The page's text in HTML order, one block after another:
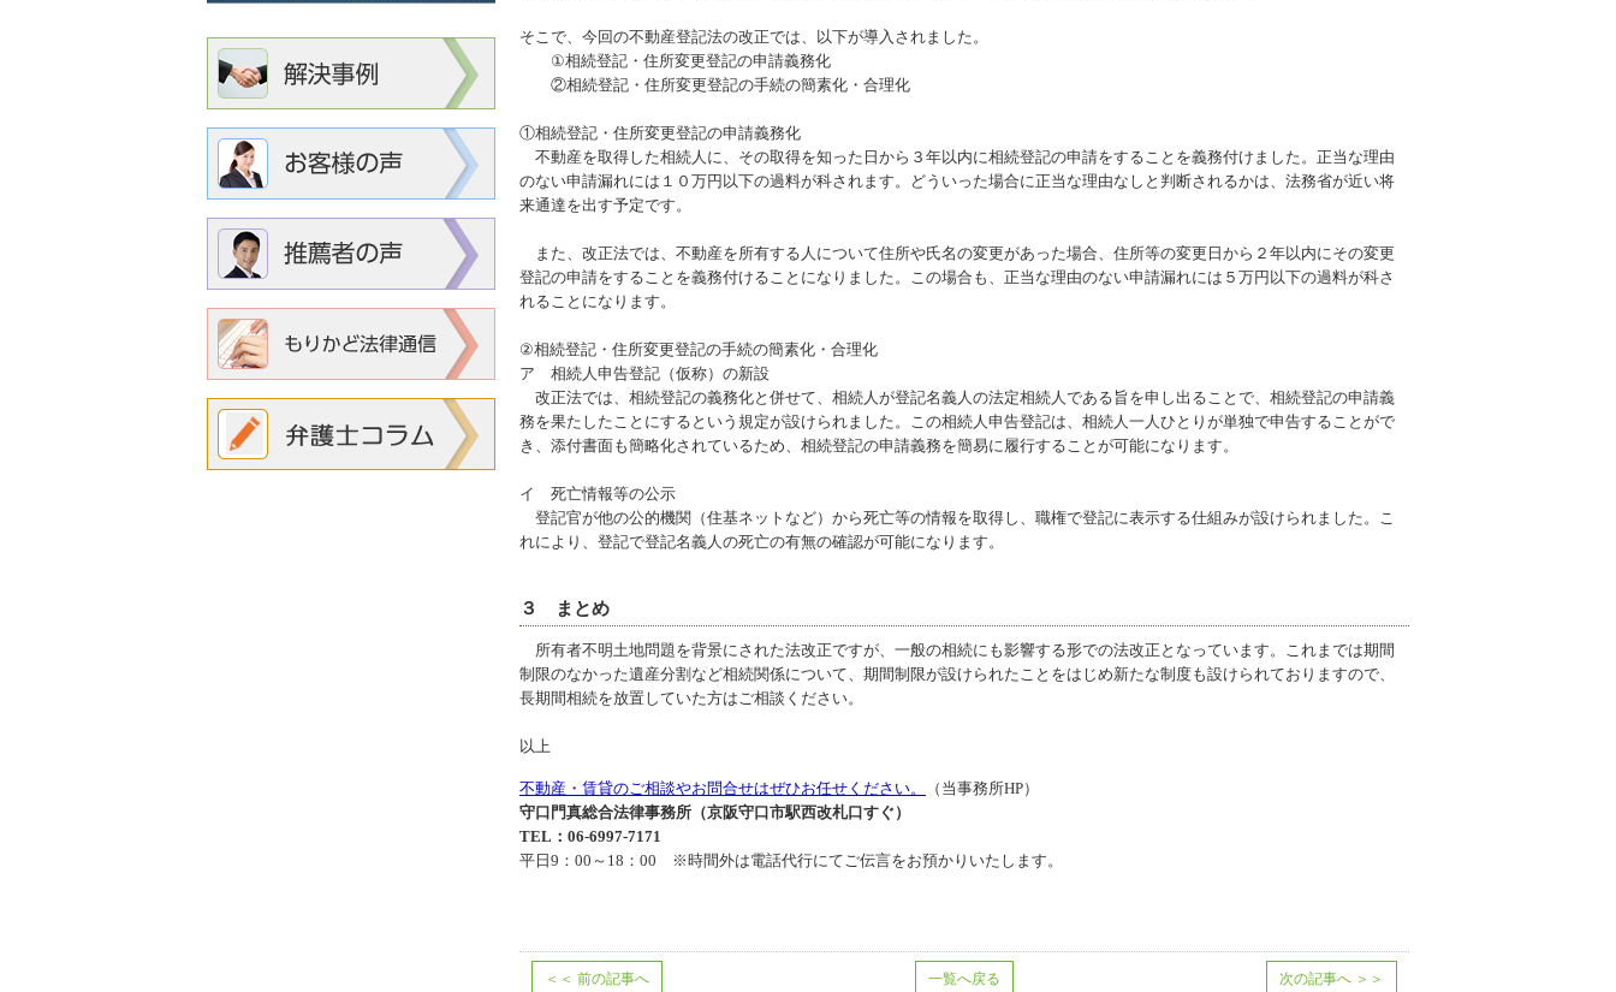
そこで、今回の不動産登記法の改正では、以下が導入されました。
①相続登記・住所変更登記の申請義務化
②相続登記・住所変更登記の手続の簡素化・合理化
①相続登記・住所変更登記の申請義務化
不動産を取得した相続人に、その取得を知った日から３年以内に相続登記の申請をすることを義務付けました。正当な理由
のない申請漏れには１０万円以下の過料が科されます。どういった場合に正当な理由なしと判断されるかは、法務省が近い将
来通達を出す予定です。
また、改正法では、不動産を所有する人について住所や氏名の変更があった場合、住所等の変更日から２年以内にその変更
登記の申請をすることを義務付けることになりました。この場合も、正当な理由のない申請漏れには５万円以下の過料が科さ
れることになります。
②相続登記・住所変更登記の手続の簡素化・合理化
ア 相続人申告登記（仮称）の新設
改正法では、相続登記の義務化と併せて、相続人が登記名義人の法定相続人である旨を申し出ることで、相続登記の申請義
務を果たしたことにするという規定が設けられました。この相続人申告登記は、相続人一人ひとりが単独で申告することがで
き、添付書面も簡略化されているため、相続登記の申請義務を簡易に履行することが可能になります。
イ 死亡情報等の公示
登記官が他の公的機関（住基ネットなど）から死亡等の情報を取得し、職権で登記に表示する仕組みが設けられました。こ
れにより、登記で登記名義人の死亡の有無の確認が可能になります。
３ まとめ
所有者不明土地問題を背景にされた法改正ですが、一般の相続にも影響する形での法改正となっています。これまでは期間
制限のなかった遺産分割など相続関係について、期間制限が設けられたことをはじめ新たな制度も設けられておりますので、
長期間相続を放置していた方はご相談ください。
以上
不動産・賃貸のご相談やお問合せはぜひお任せください。
（当事務所HP）
守口門真総合法律事務所（京阪守口市駅西改札口すぐ）
TEL：06-6997-7171
平日9：00～18：00 ※時間外は電話代行にてご伝言をお預かりいたします。
＜＜ 前の記事へ 一覧へ戻る 次の記事へ ＞＞